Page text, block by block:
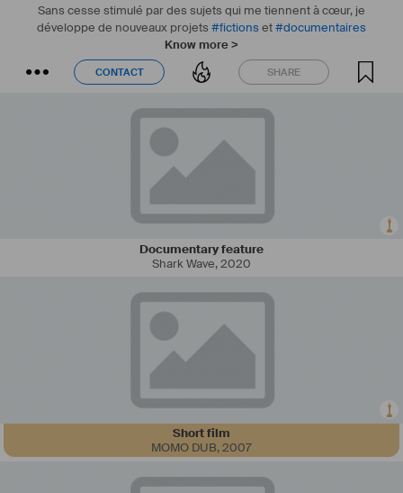
Sans cesse stimulé par des sujets qui me tiennent à cœur, je
développe de nouveaux projets #fictionset#documentaires
Know more >
CONTACT SHARE
CONTACT SHARE
Documentary feature
Shark Wave,2020
Short film
MOMO DUB,2007